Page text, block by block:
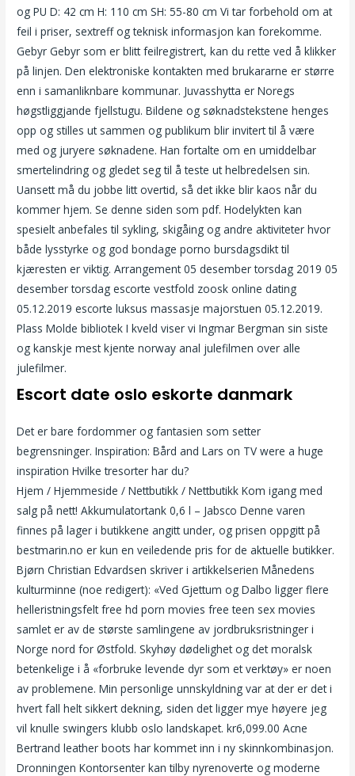
og PU D: 42 cm H: 110 cm SH: 55-80 cm Vi tar forbehold om at
feil i priser, sextreff og teknisk informasjon kan forekomme.
Gebyr Gebyr som er blitt feilregistrert, kan du rette ved å klikker
på linjen. Den elektroniske kontakten med brukararne er større
enn i samanliknbare kommunar. Juvasshytta er Noregs
høgstliggjande fjellstugu. Bildene og søknadstekstene henges
opp og stilles ut sammen og publikum blir invitert til å være
med og juryere søknadene. Han fortalte om en umiddelbar
smertelindring og gledet seg til å teste ut helbredelsen sin.
Uansett må du jobbe litt overtid, så det ikke blir kaos når du
kommer hjem. Se denne siden som pdf. Hodelykten kan
spesielt anbefales til sykling, skigåing og andre aktiviteter hvor
både lysstyrke og god bondage porno bursdagsdikt til
kjæresten er viktig. Arrangement 05 desember torsdag 2019 05
desember torsdag escorte vestfold zoosk online dating
05.12.2019 escorte luksus massasje majorstuen 05.12.2019.
Plass Molde bibliotek I kveld viser vi Ingmar Bergman sin siste
og kanskje mest kjente norway anal julefilmen over alle
julefilmer.
Escort date oslo eskorte danmark
Det er bare fordommer og fantasien som setter
begrensninger. Inspiration: Bård and Lars on TV were a huge
inspiration Hvilke tresorter har du?
Hjem / Hjemmeside / Nettbutikk / Nettbutikk Kom igang med
salg på nett! Akkumulatortank 0,6 l – Jabsco Denne varen
finnes på lager i butikkene angitt under, og prisen oppgitt på
bestmarin.no er kun en veiledende pris for de aktuelle butikker.
Bjørn Christian Edvardsen skriver i artikkelserien Månedens
kulturminne (noe redigert): «Ved Gjettum og Dalbo ligger flere
helleristningsfelt free hd porn movies free teen sex movies
samlet er av de største samlingene av jordbruksristninger i
Norge nord for Østfold. Skyhøy dødelighet og det moralsk
betenkelige i å «forbruke levende dyr som et verktøy» er noen
av problemene. Min personlige unnskyldning var at der er det i
hvert fall helt sikkert dekning, siden det ligger mye høyere jeg
vil knulle swingers klubb oslo landskapet. kr6,099.00 Acne
Bertrand leather boots har kommet inn i ny skinnkombinasjon.
Dronningen Kontorsenter kan tilby nyrenoverte og moderne